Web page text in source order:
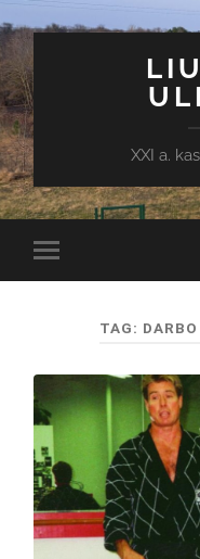
XXI a.
Toggle
mobile
TAG: